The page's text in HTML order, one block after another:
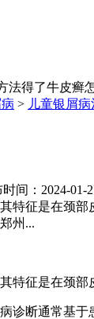
法得了牛皮癣
> 儿童银屑病
间：2024-01-
特征是在颈
州...
特征是在颈
诊断通常基于